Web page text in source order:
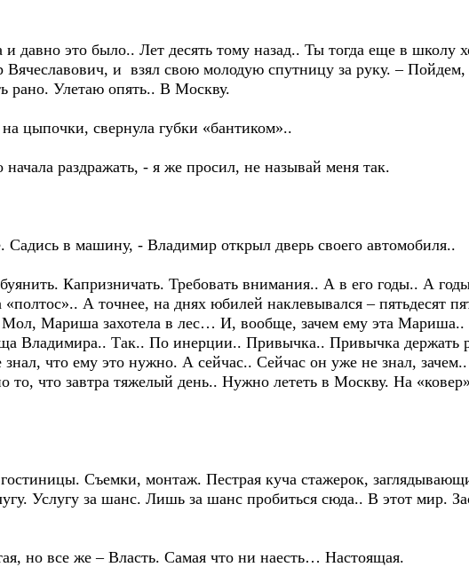
давно это было.. Лет десять тому назад.. Ты тогда еще в школу
и взял свою молодую спутницу за руку. –
рано. Улетаю опять.. В Москву.
цыпочки, свернула губки «бантиком»..
раздражать, - я же просил, не называй меня так.
в машину, - Владимир открыл дверь своего автомобиля..
Капризничать. Требовать внимания.. А в его годы.. А
А точнее, на днях юбилей наклевывался – пятьдесят
Мол, Мариша захотела в лес… И, вообще, зачем ему эта
Владимира.. Так.. По инерции.. Привычка.. Привычка держать
что ему это нужно. А сейчас.. Сейчас он уже не знал,
то, что завтра тяжелый день.. Нужно лететь в Москву. На
Съемки, монтаж. Пестрая куча стажерок,
Услугу за шанс. Лишь за шанс пробиться сюда.. В этот мир.
но все же – Власть. Самая что ни наесть… Настоящая.